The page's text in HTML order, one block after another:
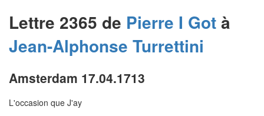
Lettre 2365 de Pierre I Gotà
Jean-Alphonse Turrettini
Amsterdam 17.04.1713
L'occasion que J'ay